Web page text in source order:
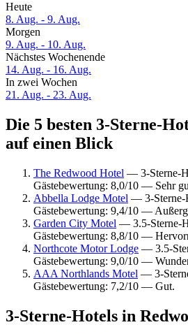
Heute
8. Aug. - 9. Aug.
Morgen
9. Aug. - 10. Aug.
Nächstes Wochenende
14. Aug. - 16. Aug.
In zwei Wochen
21. Aug. - 23. Aug.
Die 5 besten 3-Sterne-
auf einen Blick
The Redwood Hotel — 3-Sterne-
Gästebewertung: 8,0/10 — Sehr
Abbella Lodge Motel — 3-Sterne-
Gästebewertung: 9,4/10 —
Garden City Motel — 3.5-Sterne-
Gästebewertung: 8,8/10 —
Northcote Motor Lodge — 3.5-
Gästebewertung: 9,0/10 —
AAA Northlands Motel — 3-
Gästebewertung: 7,2/10 — Gut.
3-Sterne-Hotels in